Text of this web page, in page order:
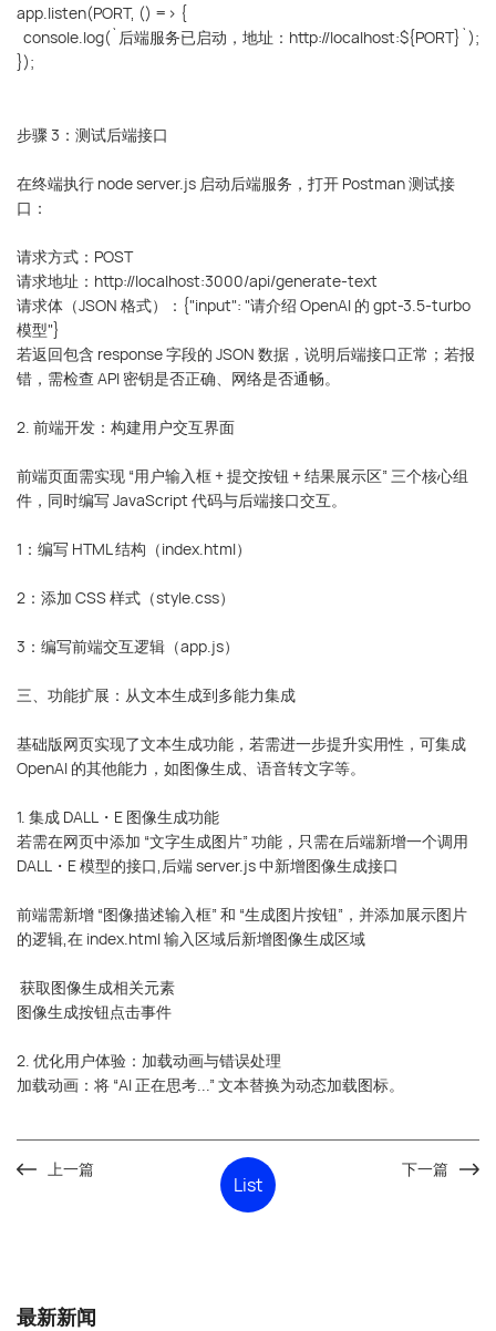
app.listen(PORT, () => {
console.log(`后端服务已启动，地址：http://localhost:${PORT}`);
});
步骤 3：测试后端接口
在终端执行 node server.js 启动后端服务，打开 Postman 测试接
口：
请求方式：POST
请求地址：http://localhost:3000/api/generate-text
请求体（JSON 格式）：{"input": "请介绍 OpenAI 的 gpt-3.5-turbo
模型"}
若返回包含 response 字段的 JSON 数据，说明后端接口正常；若报
错，需检查 API 密钥是否正确、网络是否通畅。
2. 前端开发：构建用户交互界面
前端页面需实现 “用户输入框 + 提交按钮 + 结果展示区” 三个核心组
件，同时编写 JavaScript 代码与后端接口交互。
1：编写 HTML 结构（index.html）
2：添加 CSS 样式（style.css）
3：编写前端交互逻辑（app.js）
三、功能扩展：从文本生成到多能力集成
基础版网页实现了文本生成功能，若需进一步提升实用性，可集成
OpenAI 的其他能力，如图像生成、语音转文字等。
1. 集成 DALL・E 图像生成功能
若需在网页中添加 “文字生成图片” 功能，只需在后端新增一个调用
DALL・E 模型的接口,后端 server.js 中新增图像生成接口
前端需新增 “图像描述输入框” 和 “生成图片按钮”，并添加展示图片
的逻辑,在 index.html 输入区域后新增图像生成区域
获取图像生成相关元素
图像生成按钮点击事件
2. 优化用户体验：加载动画与错误处理
加载动画：将 “AI 正在思考...” 文本替换为动态加载图标。
上一篇
List
下一篇
最新新闻
咨询直达 熊总监